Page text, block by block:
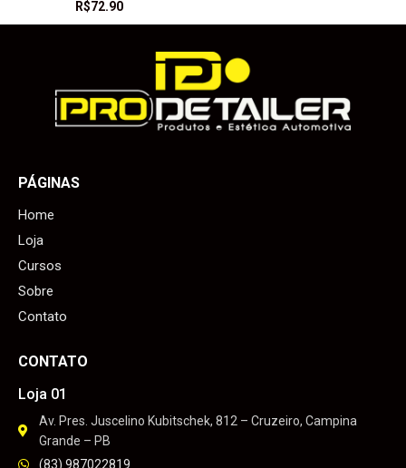
R$72.90
PÁGINAS
Home
Loja
Cursos
Sobre
Contato
CONTATO
Loja 01
Av. Pres. Juscelino Kubitschek, 812 – Cruzeiro, Campina
Grande – PB
(83) 987022819